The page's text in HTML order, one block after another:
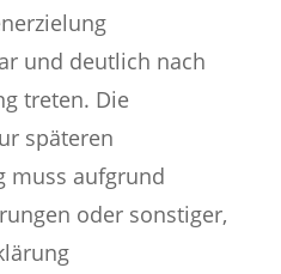
und deutlich nach
treten. Die
späteren
muss aufgrund
oder sonstiger,